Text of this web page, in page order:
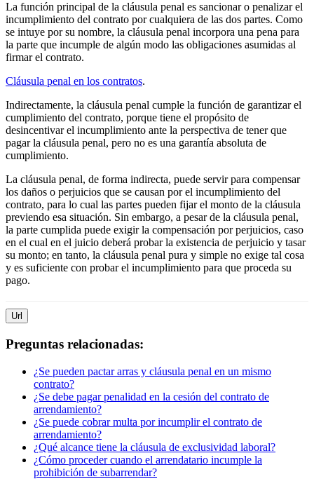
La función principal de la cláusula penal es sancionar o penalizar el
incumplimiento del contrato por cualquiera de las dos partes. Como
se intuye por su nombre, la cláusula penal incorpora una pena para
la parte que incumple de algún modo las obligaciones asumidas al
firmar el contrato.
Cláusula penal en los contratos.
Indirectamente, la cláusula penal cumple la función de garantizar el
cumplimiento del contrato, porque tiene el propósito de
desincentivar el incumplimiento ante la perspectiva de tener que
pagar la cláusula penal, pero no es una garantía absoluta de
cumplimiento.
La cláusula penal, de forma indirecta, puede servir para compensar
los daños o perjuicios que se causan por el incumplimiento del
contrato, para lo cual las partes pueden fijar el monto de la cláusula
previendo esa situación. Sin embargo, a pesar de la cláusula penal,
la parte cumplida puede exigir la compensación por perjuicios, caso
en el cual en el juicio deberá probar la existencia de perjuicio y tasar
su monto; en tanto, la cláusula penal pura y simple no exige tal cosa
y es suficiente con probar el incumplimiento para que proceda su
pago.
Url
Preguntas relacionadas:
¿Se pueden pactar arras y cláusula penal en un mismo
contrato?
¿Se debe pagar penalidad en la cesión del contrato de
arrendamiento?
¿Se puede cobrar multa por incumplir el contrato de
arrendamiento?
¿Qué alcance tiene la cláusula de exclusividad laboral?
¿Cómo proceder cuando el arrendatario incumple la
prohibición de subarrendar?